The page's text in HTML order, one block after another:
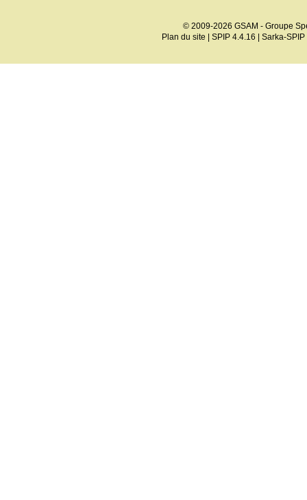
© 2009-2026 GSAM - Groupe
Plan du site
SPIP 4.4.16 Sarka-SPIP